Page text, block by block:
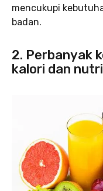
mencukupi
badan.
2. Perbanyak
kalori dan